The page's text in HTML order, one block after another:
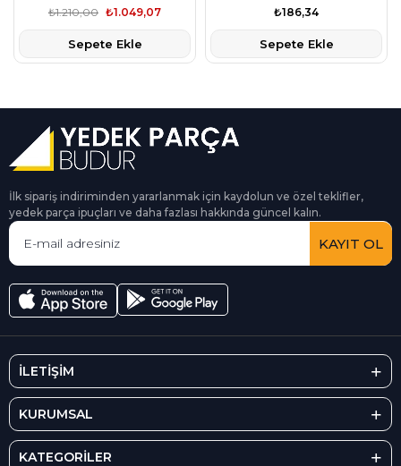
₺1.049,07
₺1.210,00
Sepete Ekle
₺186,34
Sepete Ekle
İlk sipariş indiriminden yararlanmak için kaydolun ve özel teklifler,
yedek parça ipuçları ve daha fazlası hakkında güncel kalın.
KAYIT OL
İLETİŞİM
KURUMSAL
KATEGORİLER